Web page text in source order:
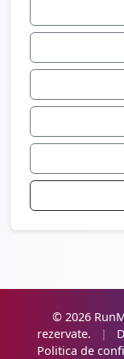
© 2026
rezervate.
|
Politica de